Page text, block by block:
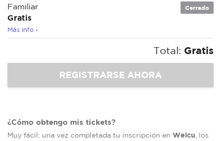
Familiar
Gratis
Más info ›
Cerrado
Total: Gratis
¿Cómo obtengo mis tickets?
Muy fácil: una vez completada tu inscripción en Welcu , los